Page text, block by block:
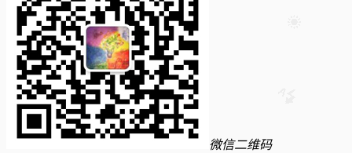
微信二维码